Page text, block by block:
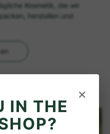
Kosmetik, die wir
herstellen und
×
IN THE